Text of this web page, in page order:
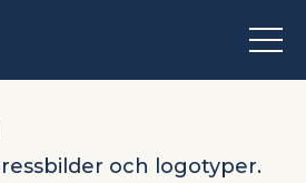
och logotyper.